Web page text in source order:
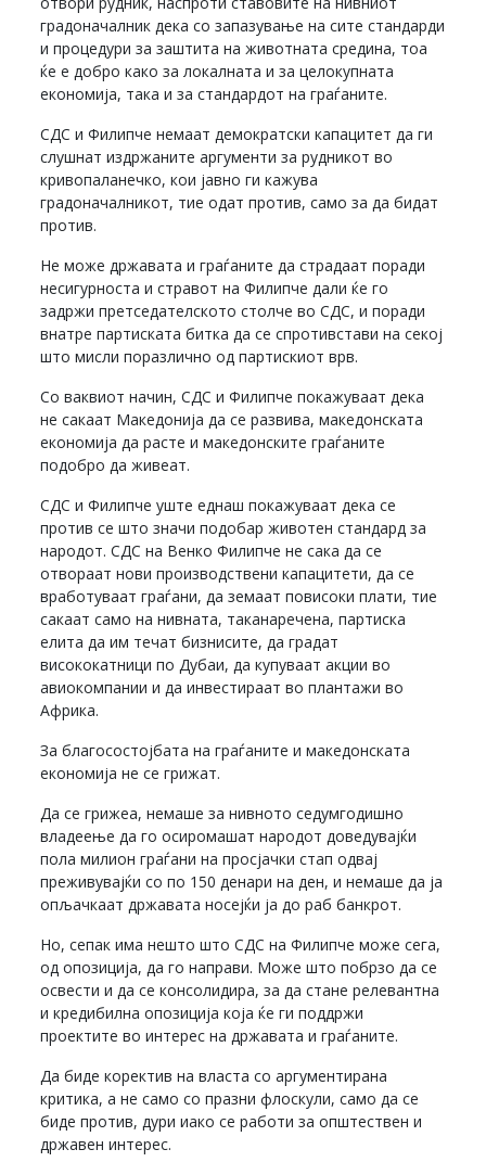
градоначалник дека со запазување на сите стандарди
и процедури за заштита на животната средина, тоа
ќе е добро како за локалната и за целокупната
економија, така и за стандардот на граѓаните.
СДС и Филипче немаат демократски капацитет да ги
слушнат издржаните аргументи за рудникот во
кривопаланечко, кои јавно ги кажува
градоначалникот, тие одат против, само за да бидат
против.
Не може државата и граѓаните да страдаат поради
несигурноста и стравот на Филипче дали ќе го
задржи претседателското столче во СДС, и поради
внатре партиската битка да се спротивстави на секој
што мисли поразлично од партискиот врв.
Со ваквиот начин, СДС и Филипче покажуваат дека
не сакаат Македонија да се развива, македонската
економија да расте и македонските граѓаните
подобро да живеат.
СДС и Филипче уште еднаш покажуваат дека се
против се што значи подобар животен стандард за
народот. СДС на Венко Филипче не сака да се
отвораат нови производствени капацитети, да се
вработуваат граѓани, да земаат повисоки плати, тие
сакаат само на нивната, таканаречена, партиска
елита да им течат бизнисите, да градат
висококатници по Дубаи, да купуваат акции во
авиокомпании и да инвестираат во плантажи во
Африка.
За благосостојбата на граѓаните и македонската
економија не се грижат.
Да се грижеа, немаше за нивното седумгодишно
владеење да го осиромашат народот доведувајќи
пола милион граѓани на просјачки стап одвај
преживувајќи со по 150 денари на ден, и немаше да ја
опљачкаат државата носејќи ја до раб банкрот.
Но, сепак има нешто што СДС на Филипче може сега,
од опозиција, да го направи. Може што побрзо да се
освести и да се консолидира, за да стане релевантна
и кредибилна опозиција која ќе ги поддржи
проектите во интерес на државата и граѓаните.
Да биде коректив на власта со аргументирана
критика, а не само со празни флоскули, само да се
биде против, дури иако се работи за општествен и
државен интерес.